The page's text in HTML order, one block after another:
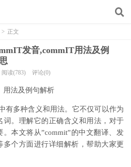
> 正文
发音,commIT用法及例
阅读(783) 评论(0)
用法及例句解析
有多种含义和用法。它不仅可以作为
词。理解它的正确含义和用法，对于
本文将从”commit”的中文翻译、发
多个方面进行详细解析，帮助大家更